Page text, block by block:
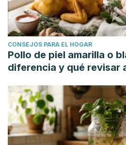
CONSEJOS PARA EL HOGAR
Pollo de piel amarilla o
diferencia y qué revisar